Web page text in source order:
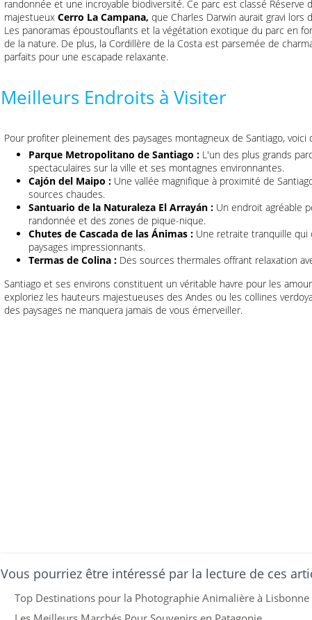
randonnée et une incroyable biodiversité. Ce parc est classé Réserve
majestueux Cerro La Campana, que Charles Darwin aurait gravi lors
Les panoramas époustouflants et la végétation exotique du parc en
de la nature. De plus, la Cordillère de la Costa est parsemée de
parfaits pour une escapade relaxante.
Meilleurs Endroits à Visiter
Pour profiter pleinement des paysages montagneux de Santiago,
Parque Metropolitano de Santiago : L'un des plus grands
spectaculaires sur la ville et ses montagnes environnantes.
Cajón del Maipo : Une vallée magnifique à proximité de
sources chaudes.
Santuario de la Naturaleza El Arrayán : Un endroit agréable
randonnée et des zones de pique-nique.
Chutes de Cascada de las Ánimas : Une retraite tranquille
paysages impressionnants.
Termas de Colina : Des sources thermales offrant relaxation
Santiago et ses environs constituent un véritable havre pour les
exploriez les hauteurs majestueuses des Andes ou les collines
des paysages ne manquera jamais de vous émerveiller.
Vous pourriez être intéressé par la lecture de ces
Top Destinations pour la Photographie Animalière à Lisbonne